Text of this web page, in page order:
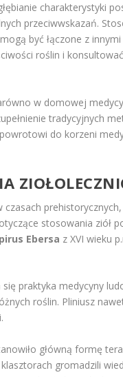
charakterystyki
przeciwwskazań.
być łączone z
roślin i
w domowej
tradycyjnych
do korzeni
stosowania ziół
Ebersa z XVI wieku
praktyka medycyny
roślin. Pliniusz
główną formę
gromadzili